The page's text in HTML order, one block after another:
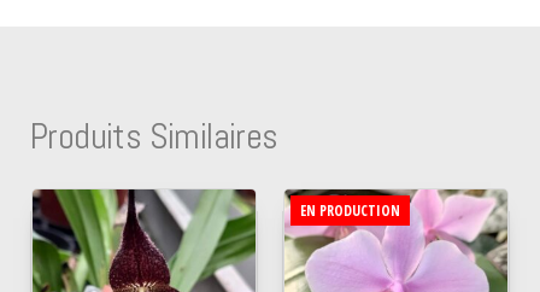
Produits Similaires
EN PRODUCTION